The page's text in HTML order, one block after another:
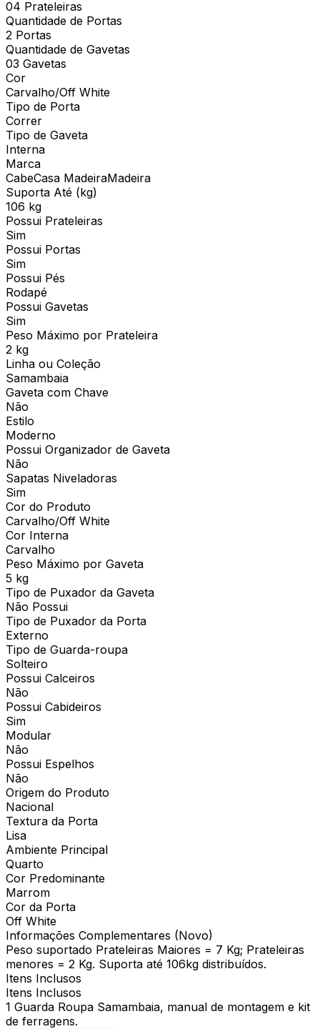
04 Prateleiras
Quantidade de Portas
2 Portas
Quantidade de Gavetas
03 Gavetas
Cor
Carvalho/Off White
Tipo de Porta
Correr
Tipo de Gaveta
Interna
Marca
CabeCasa MadeiraMadeira
Suporta Até (kg)
106 kg
Possui Prateleiras
Sim
Possui Portas
Sim
Possui Pés
Rodapé
Possui Gavetas
Sim
Peso Máximo por Prateleira
2 kg
Linha ou Coleção
Samambaia
Gaveta com Chave
Não
Estilo
Moderno
Possui Organizador de Gaveta
Não
Sapatas Niveladoras
Sim
Cor do Produto
Carvalho/Off White
Cor Interna
Carvalho
Peso Máximo por Gaveta
5 kg
Tipo de Puxador da Gaveta
Não Possui
Tipo de Puxador da Porta
Externo
Tipo de Guarda-roupa
Solteiro
Possui Calceiros
Não
Possui Cabideiros
Sim
Modular
Não
Possui Espelhos
Não
Origem do Produto
Nacional
Textura da Porta
Lisa
Ambiente Principal
Quarto
Cor Predominante
Marrom
Cor da Porta
Off White
Informações Complementares (Novo)
Peso suportado Prateleiras Maiores = 7 Kg; Prateleiras
menores = 2 Kg. Suporta até 106kg distribuídos.
Itens Inclusos
Itens Inclusos
1 Guarda Roupa Samambaia, manual de montagem e kit
de ferragens.